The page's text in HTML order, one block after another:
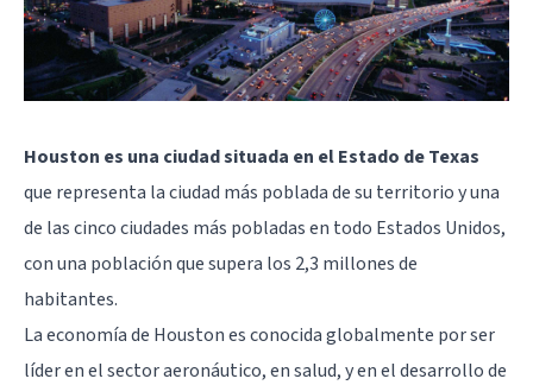
Houston es una ciudad situada en el Estado de Texas
que representa la ciudad más poblada de su territorio y una
de las cinco ciudades más pobladas en todo Estados Unidos,
con una población que supera los 2,3 millones de
habitantes.
La economía de Houston es conocida globalmente por ser
líder en el sector aeronáutico, en salud, y en el desarrollo de